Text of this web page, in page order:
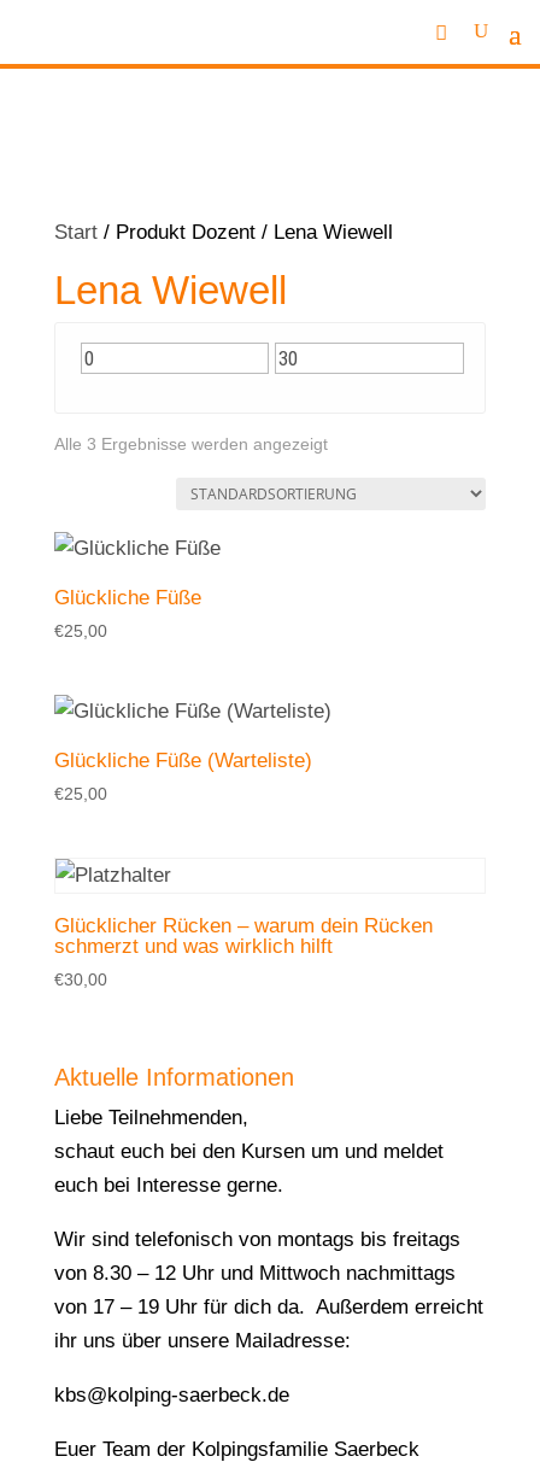
Start/ Produkt Dozent / Lena Wiewell
Lena Wiewell
Alle 3 Ergebnisse werden angezeigt
Glückliche Füße
€25,00
Glückliche Füße (Warteliste)
€25,00
Glücklicher Rücken – warum dein Rücken
schmerzt und was wirklich hilft
€30,00
Aktuelle Informationen
Liebe Teilnehmenden,
schaut euch bei den Kursen um und meldet
euch bei Interesse gerne.
Wir sind telefonisch von montags bis freitags
von 8.30 – 12 Uhr und Mittwoch nachmittags
von 17 – 19 Uhr für dich da. Außerdem erreicht
ihr uns über unsere Mailadresse:
kbs@kolping-saerbeck.de
Euer Team der Kolpingsfamilie Saerbeck